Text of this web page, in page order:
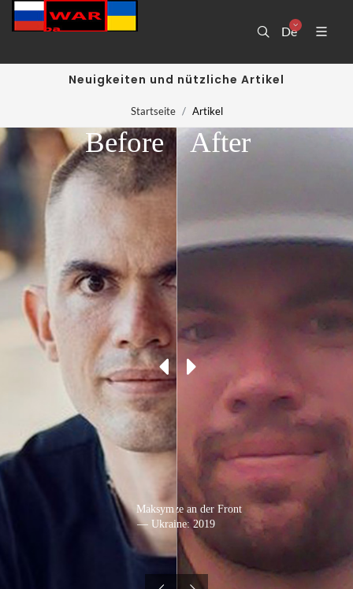
De
Neuigkeiten und nützliche Artikel
Startseite Artikel
Mit seiner Katze an der Front
— Ukraine: 2019
After
Maksym Petrenko
— Ukraine: 2018
Before